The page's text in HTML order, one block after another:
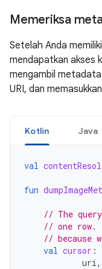
Memeriksa
Setelah Anda
mendapatkan akses
mengambil
URI, dan
Kotlin Java
val
fun
// The
// one
// because
val cursor :
uri,